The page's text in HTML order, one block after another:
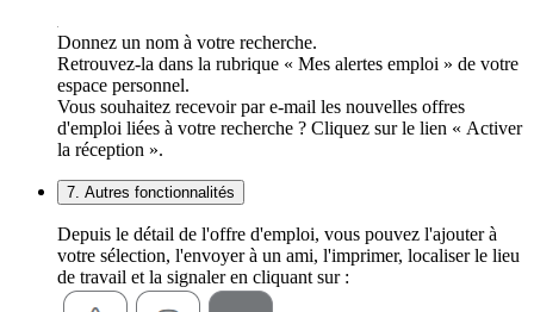
Donnez un nom à votre recherche.
Retrouvez-la dans la rubrique « Mes alertes emploi » de votre
espace personnel.
Vous souhaitez recevoir par e-mail les nouvelles offres
d'emploi liées à votre recherche ? Cliquez sur le lien « Activer
la réception ».
7. Autres fonctionnalités
Depuis le détail de l'offre d'emploi, vous pouvez l'ajouter à
votre sélection, l'envoyer à un ami, l'imprimer, localiser le lieu
de travail et la signaler en cliquant sur :